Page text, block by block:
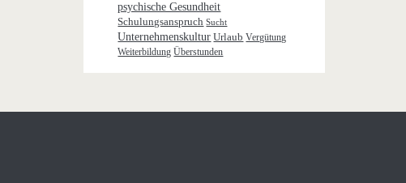
psychische Gesundheit
Schulungsanspruch Sucht
Unternehmenskultur Urlaub Vergütung
Weiterbildung Überstunden